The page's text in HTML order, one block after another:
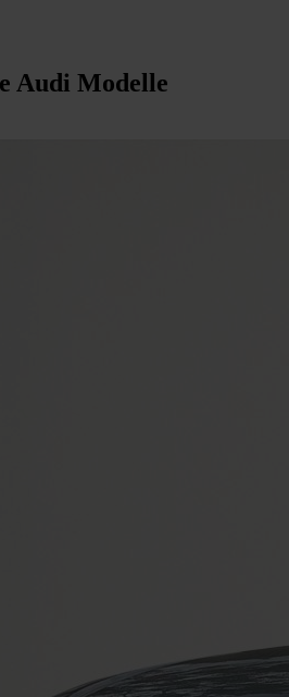
Audi Modelle